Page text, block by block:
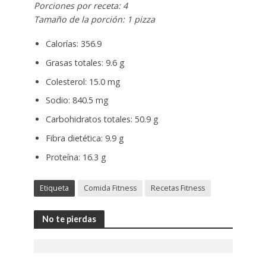
Porciones por receta: 4
Tamaño de la porción: 1 pizza
Calorías: 356.9
Grasas totales: 9.6 g
Colesterol: 15.0 mg
Sodio: 840.5 mg
Carbohidratos totales: 50.9 g
Fibra dietética: 9.9 g
Proteína: 16.3 g
Etiqueta Comida Fitness Recetas Fitness
No te pierdas